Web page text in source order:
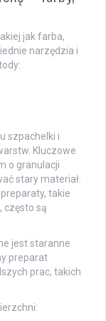
jak farba,
narzędzia i
szpachelki i
Kluczowe
o granulacji
stary materiał.
takie
często są
jest staranne
preparat
prac, takich